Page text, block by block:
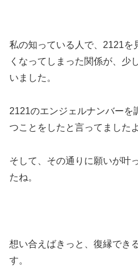
私の知っている人で、2121を
くなってしまった関係が、少
いました。
2121のエンジェルナンバーを
つことをしたと言ってましたよ
そして、その通りに願いが叶
たね。
想い合えばきっと、復縁でき
す。